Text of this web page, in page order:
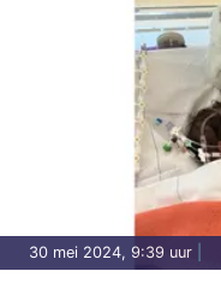
30 mei 2024, 9:39 uur